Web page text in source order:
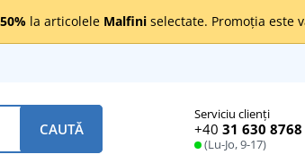
50% la articolele Malfini selectate. Promoția este
Serviciu clienți
+40 31 630 8768
(Lu-Jo, 9-17)
CAUTĂ